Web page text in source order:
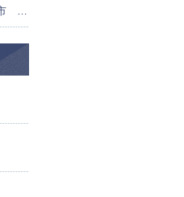
ご無沙汰しております！川越市 草加市 川口市 上尾市 大宮市 埼玉県 求人募集 足場 鳶